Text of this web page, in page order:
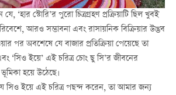
‘হার স্টোরি’র পুরো চিত্রগ্রহণ প্রক্রিয়াটি ছিল খুবই
আরও সম্ভাবনা এবং রাসায়নিক বিক্রিয়ার উদ্ভব
পর অবশেষে যে বাজার প্রতিক্রিয়া পেয়েছে তা
‘সিও ইয়ে’ এই চরিত্র চোং ছু সি’র জীবনের
হয়ে উঠেছে।
সিও ইয়ে এই চরিত্র পছন্দ করেন, তা আমার জন্য